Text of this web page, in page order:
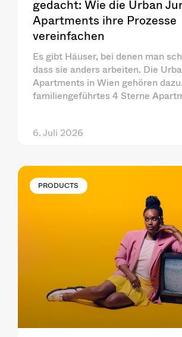
gedacht: Wie die Urban
Apartments ihre Prozesse
vereinfachen
Es gibt Häuser, bei denen man
dass sie anders arbeiten. Die
Apartments in Wien gehören
familiengeführtes 4 Sterne
6. Juli 2026
PRODUCTS